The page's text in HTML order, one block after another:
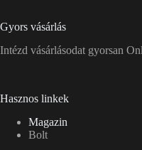
Gyors vásárlás
Intézd vásárlásodat gyorsan
Hasznos linkek
Magazin
Bolt